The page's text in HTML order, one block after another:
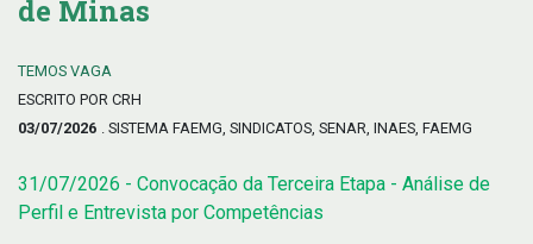
de Minas
TEMOS VAGA
ESCRITO POR CRH
03/07/2026 . SISTEMA FAEMG, SINDICATOS, SENAR, INAES, FAEMG
31/07/2026 - Convocação da Terceira Etapa - Análise de
Perfil e Entrevista por Competências